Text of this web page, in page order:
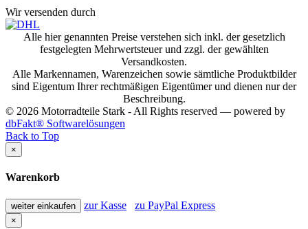
Wir versenden durch
Alle hier genannten Preise verstehen sich inkl. der gesetzlich
festgelegten Mehrwertsteuer und zzgl. der gewählten
Versandkosten.
Alle Markennamen, Warenzeichen sowie sämtliche Produktbilder
sind Eigentum Ihrer rechtmäßigen Eigentümer und dienen nur der
Beschreibung.
© 2026 Motorradteile Stark - All Rights reserved — powered by
dbFakt® Softwarelösungen
Back to Top
×
Warenkorb
weiter einkaufen zur Kasse zu PayPal Express
×